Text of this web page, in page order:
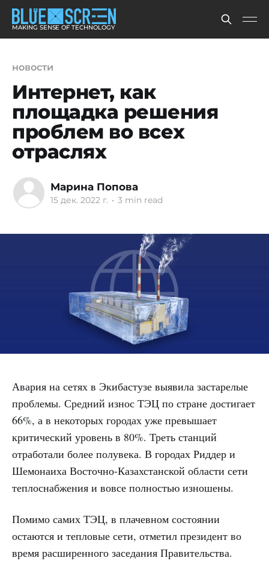
MAKING SENSE OF TECHNOLOGY
новости
Интернет, как
площадка решения
проблем во всех
отраслях
Марина Попова
15 дек. 2022 г. • 3 min read
Авария на сетях в Экибастузе выявила застарелые
проблемы. Средний износ ТЭЦ по стране достигает
66%, а в некоторых городах уже превышает
критический уровень в 80%. Треть станций
отработали более полувека. В городах Риддер и
Шемонаиха Восточно-Казахстанской области сети
теплоснабжения и вовсе полностью изношены.
Помимо самих ТЭЦ, в плачевном состоянии
остаются и тепловые сети, отметил президент во
время расширенного заседания Правительства.